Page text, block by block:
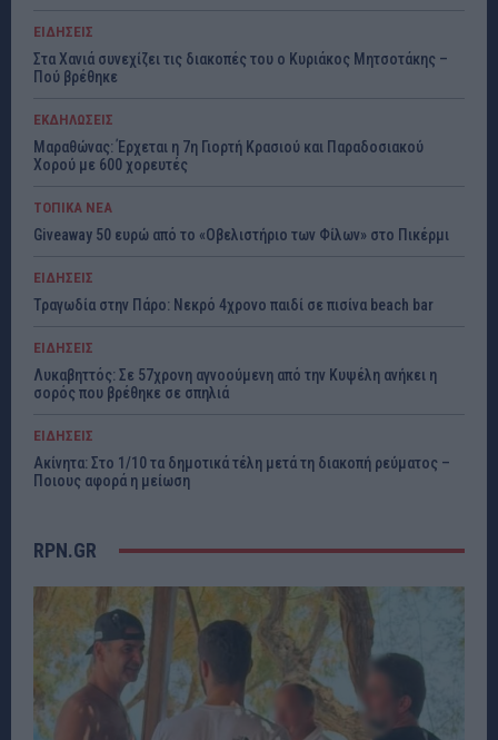
ΕΙΔΗΣΕΙΣ
Στα Χανιά συνεχίζει τις διακοπές του ο Κυριάκος Μητσοτάκης –
Πού βρέθηκε
ΕΚΔΗΛΩΣΕΙΣ
Μαραθώνας: Έρχεται η 7η Γιορτή Κρασιού και Παραδοσιακού
Χορού με 600 χορευτές
ΤΟΠΙΚΑ ΝΕΑ
Giveaway 50 ευρώ από το «Οβελιστήριο των Φίλων» στο Πικέρμι
ΕΙΔΗΣΕΙΣ
Τραγωδία στην Πάρο: Νεκρό 4χρονο παιδί σε πισίνα beach bar
ΕΙΔΗΣΕΙΣ
Λυκαβηττός: Σε 57χρονη αγνοούμενη από την Κυψέλη ανήκει η
σορός που βρέθηκε σε σπηλιά
ΕΙΔΗΣΕΙΣ
Ακίνητα: Στο 1/10 τα δημοτικά τέλη μετά τη διακοπή ρεύματος –
Ποιους αφορά η μείωση
RPN.GR